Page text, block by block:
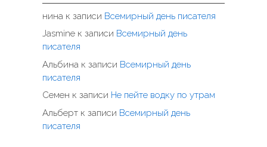
нина к записи Всемирный день писателя
Jasmine к записи Всемирный день
писателя
Альбина к записи Всемирный день
писателя
Семен к записи Не пейте водку по утрам
Альберт к записи Всемирный день
писателя